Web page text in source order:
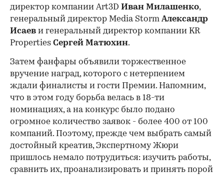
директор компании Art3D Иван Милашенко,
генеральный директор Media Storm Александр
Исаев и генеральный директор компании KR
Properties Сергей Матюхин.
Затем фанфары объявили торжественное
вручение наград, которого с нетерпением
ждали финалисты и гости Премии. Напомним,
что в этом году борьба велась в 18-ти
номинациях, а на конкурс было подано
огромное количество заявок - более 400 от 100
компаний. Поэтому, прежде чем выбрать самый
достойный креатив, Экспертному Жюри
пришлось немало потрудиться: изучить работы,
сравнить их, проанализировать и принять порой